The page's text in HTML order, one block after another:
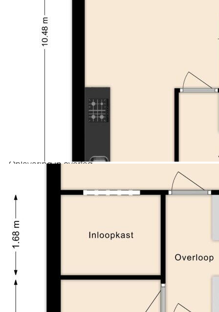
Bijzonderheden:
- Tussenwoning gebouwd in 2012
- Energielabel A+
- Achtertuin met externe berging
- Goed onderhouden, zowel binnen als buiten
- Gelegen in de groene en kindvriendelijke wijk
- Uitvalswegen (A9/A22) nabij
- Oplevering in overleg
Interesse in dit huis? Schakel direct je eigen NVM-
aankoopmakelaar in. Jouw NVM-aankoopmakelaar
komt op voor jouw belang en bespaart je tijd, geld en
aankoopmakelaars vind je op Funda.
Soort garage
Soort parkeergelegenheid